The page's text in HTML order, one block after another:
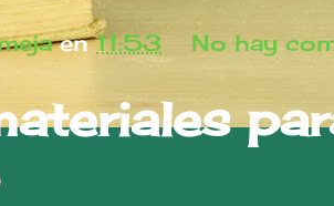
en11:53 No hay